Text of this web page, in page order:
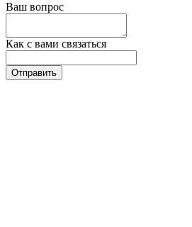
Ваш вопрос
Как с вами связаться